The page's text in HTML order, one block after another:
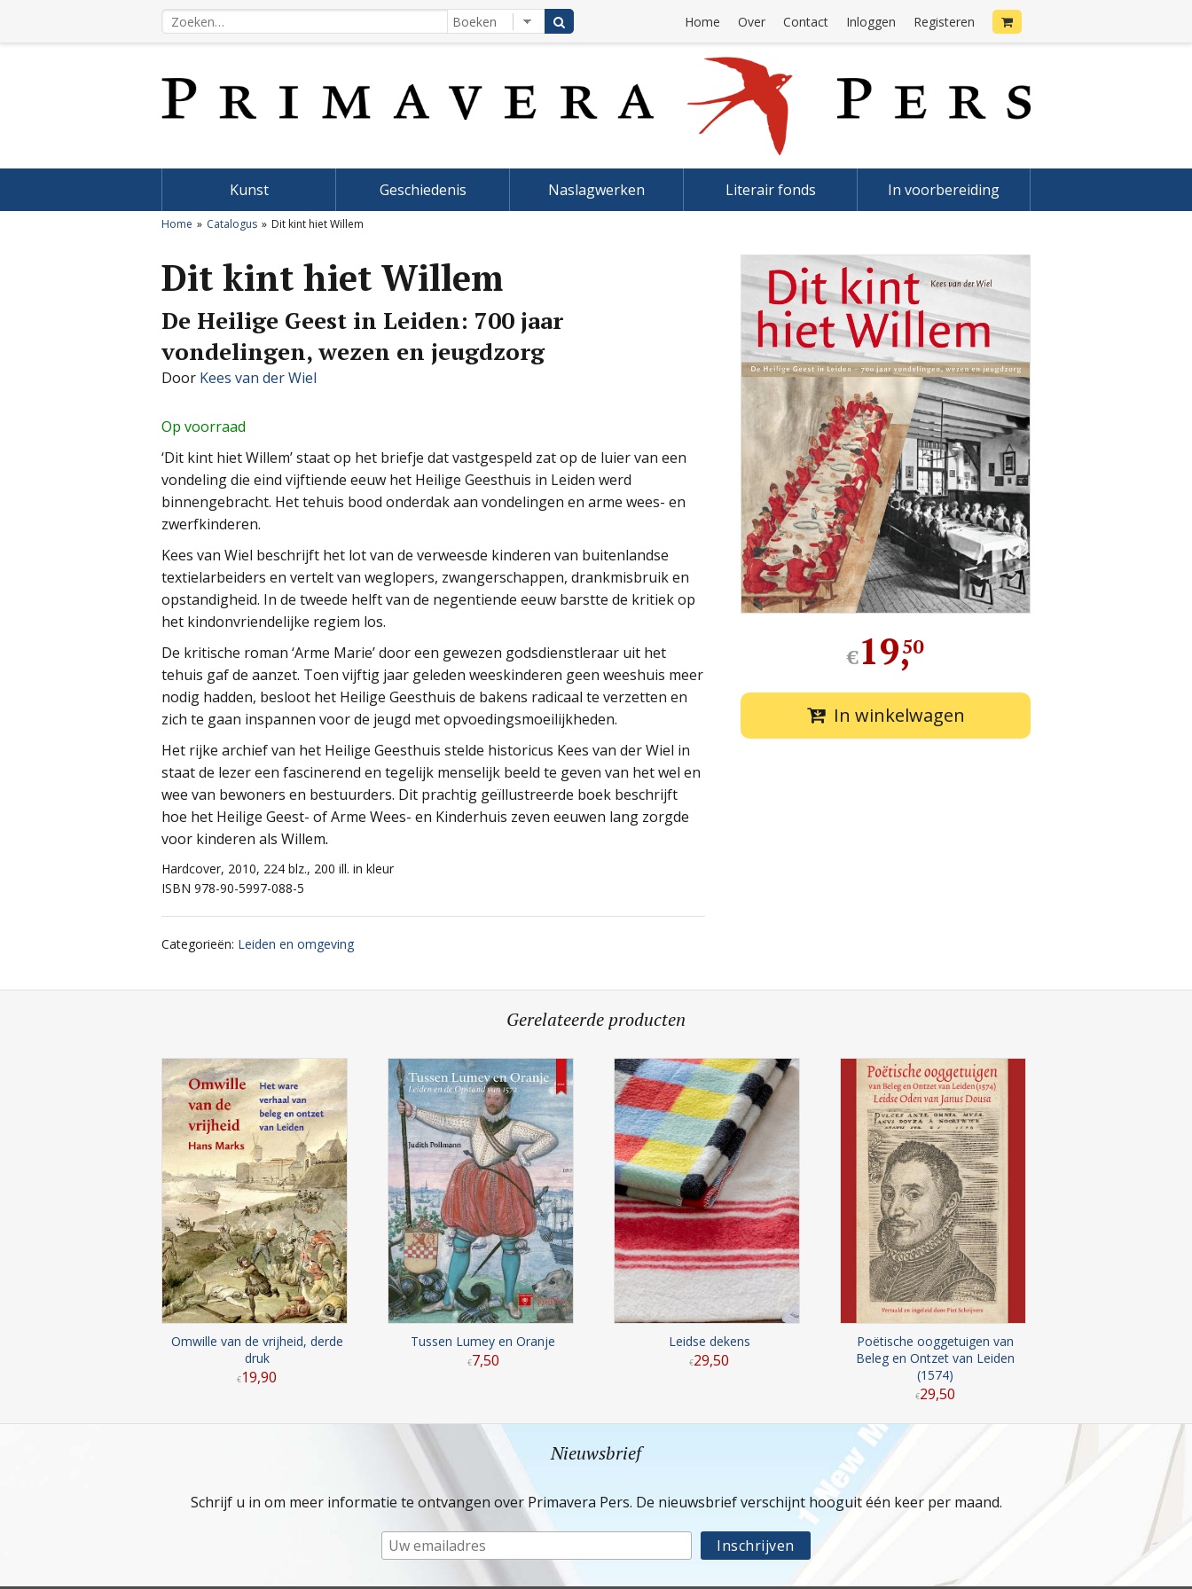
Home Over Contact Inloggen Registeren
Kunst Geschiedenis Naslagwerken Literair fonds In voorbereiding
Home Catalogus Dit kint hiet Willem
Dit kint hiet Willem
De Heilige Geest in Leiden: 700 jaar
vondelingen, wezen en jeugdzorg
Door Kees van der Wiel
Op voorraad
‘Dit kint hiet Willem’ staat op het briefje dat vastgespeld zat op de luier van een
vondeling die eind vijftiende eeuw het Heilige Geesthuis in Leiden werd
binnengebracht. Het tehuis bood onderdak aan vondelingen en arme wees- en
zwerfkinderen.
Kees van Wiel beschrijft het lot van de verweesde kinderen van buitenlandse
textielarbeiders en vertelt van weglopers, zwangerschappen, drankmisbruik en
opstandigheid. In de tweede helft van de negentiende eeuw barstte de kritiek op
het kindonvriendelijke regiem los.
De kritische roman ‘Arme Marie’ door een gewezen godsdienstleraar uit het
tehuis gaf de aanzet. Toen vijftig jaar geleden weeskinderen geen weeshuis meer
nodig hadden, besloot het Heilige Geesthuis de bakens radicaal te verzetten en
zich te gaan inspannen voor de jeugd met opvoedingsmoeilijkheden.
Het rijke archief van het Heilige Geesthuis stelde historicus Kees van der Wiel in
staat de lezer een fascinerend en tegelijk menselijk beeld te geven van het wel en
wee van bewoners en bestuurders. Dit prachtig geïllustreerde boek beschrijft
hoe het Heilige Geest- of Arme Wees- en Kinderhuis zeven eeuwen lang zorgde
voor kinderen als Willem.
Hardcover, 2010, 224 blz., 200 ill. in kleur
ISBN 978-90-5997-088-5
Categorieën: Leiden en omgeving
€19,
50
In winkelwagen
Gerelateerde producten
Omwille van de vrijheid, derde
druk
€19,90
Tussen Lumey en Oranje
€7,50
Leidse dekens
€29,50
Poëtische ooggetuigen van
Beleg en Ontzet van Leiden
(1574)
€29,50
Nieuwsbrief
Schrijf u in om meer informatie te ontvangen over Primavera Pers. De nieuwsbrief verschijnt hooguit één keer per maand.